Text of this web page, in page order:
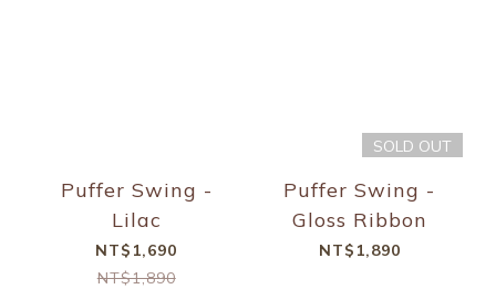
Puffer Swing -
Lilac
NT$1,690
NT$1,890
SOLD OUT
Puffer Swing -
Gloss Ribbon
NT$1,890